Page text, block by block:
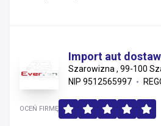
Import aut
Szarowizna , 99-100
NIP 9512565997
OCEŃ FIRMĘ